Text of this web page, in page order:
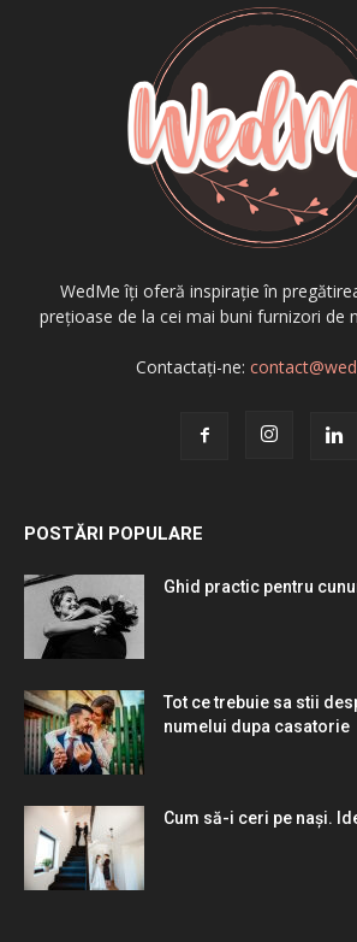
WedMe îți oferă inspirație în
prețioase de la cei mai buni furnizori de
Contactați-ne:
POSTĂRI POPULARE
Ghid practic pentru
Tot ce trebuie sa stii
numelui dupa casatorie
Cum să-i ceri pe nași.